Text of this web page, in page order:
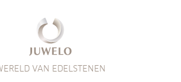
VAN EDELSTENEN